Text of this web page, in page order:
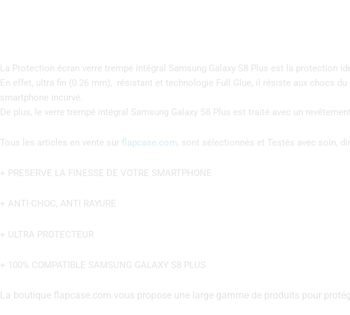
La Protection écran verre trempé intégral Samsung Galaxy S8 Plus est la protection
En effet, ultra fin (0.26 mm), résistant et technologie Full Glue, il résiste aux chocs
smartphone incurvé.
De plus, le verre trempé intégral Samsung Galaxy S8 Plus est traité avec un
Tous les articles en vente sur flapcase.com, sont sélectionnés et Testés avec soin,
+ PRESERVE LA FINESSE DE VOTRE SMARTPHONE
+ ANTI-CHOC, ANTI RAYURE
+ ULTRA PROTECTEUR
+ 100% COMPATIBLE SAMSUNG GALAXY S8 PLUS
La boutique flapcase.com vous propose une large gamme de produits pour